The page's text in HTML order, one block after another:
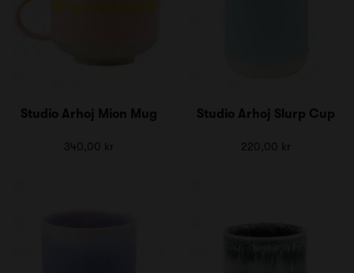
Studio Arhoj Mion Mug
340,00 kr
Studio Arhoj Slurp Cup
220,00 kr